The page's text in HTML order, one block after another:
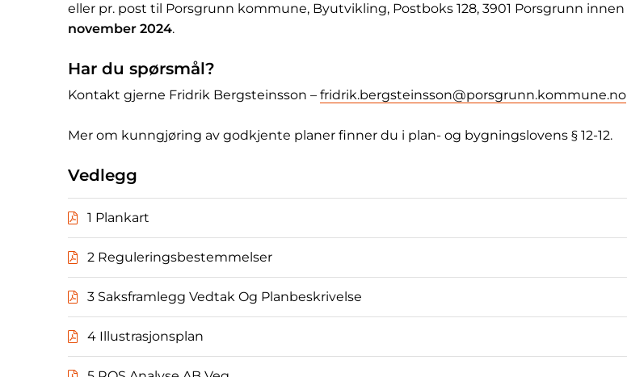
eller pr. post til Porsgrunn kommune, Byutvikling, Postboks 128, 3901 Porsgrunn innen
november 2024.
Har du spørsmål?
Kontakt gjerne Fridrik Bergsteinsson – fridrik.bergsteinsson@porsgrunn.kommune.no
Mer om kunngjøring av godkjente planer finner du i plan- og bygningslovens § 12-12.
Vedlegg
1 Plankart
2 Reguleringsbestemmelser
3 Saksframlegg Vedtak Og Planbeskrivelse
4 Illustrasjonsplan